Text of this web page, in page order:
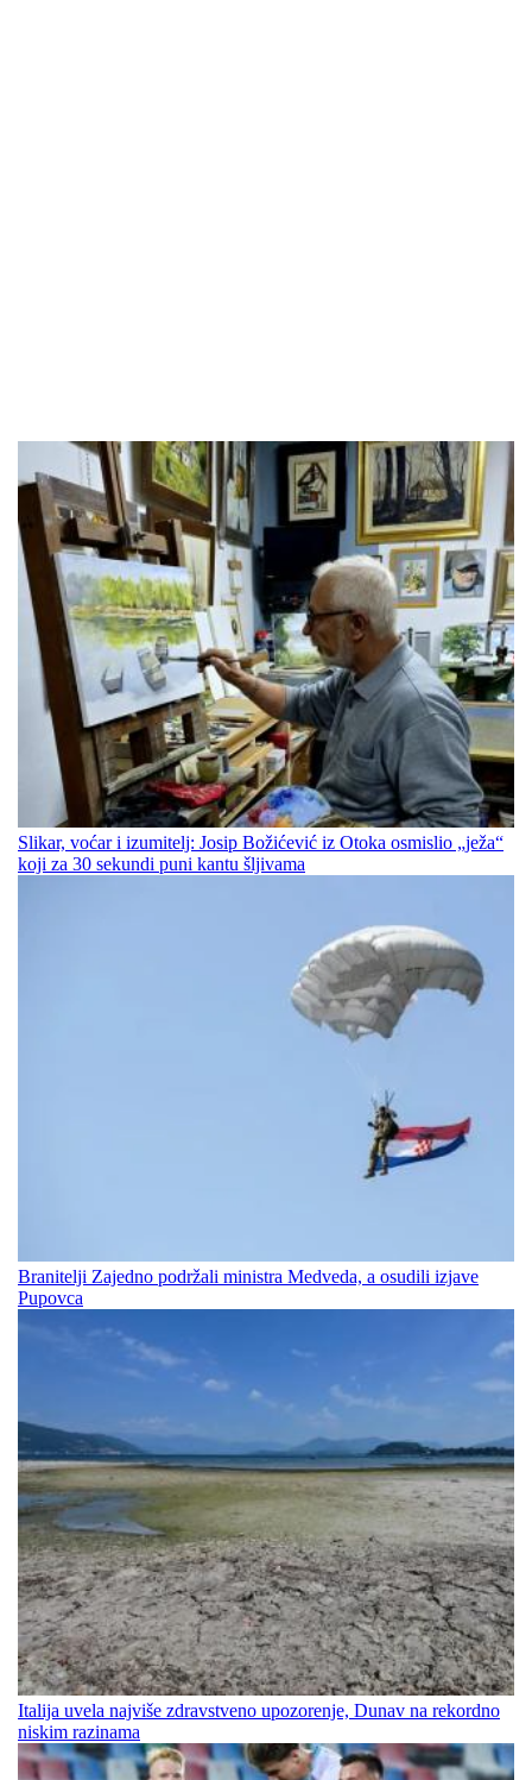
Slikar, voćar i izumitelj: Josip Božićević iz Otoka osmislio „ježa“
koji za 30 sekundi puni kantu šljivama
Branitelji Zajedno podržali ministra Medveda, a osudili izjave
Pupovca
Italija uvela najviše zdravstveno upozorenje, Dunav na rekordno
niskim razinama